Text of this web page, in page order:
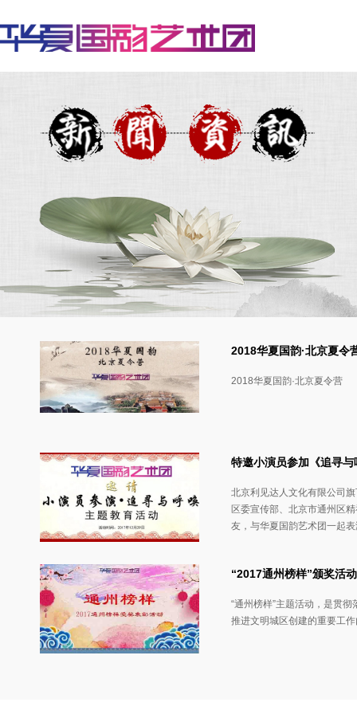
2018华夏国韵·北京夏令
2018华夏国韵·北京夏令营
特邀小演员参加《追寻
北京利见达人文化有限公司
区委宣传部、北京市通州区
友，与华夏国韵艺术团一起
“2017通州榜样”颁奖活
“通州榜样”主题活动，是贯
推进文明城区创建的重要工